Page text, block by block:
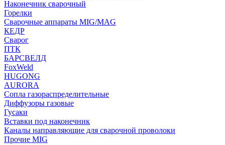
Наконечник сварочный
Горелки
Сварочные аппараты MIG/MAG
КЕДР
Сварог
ПТК
БАРСВЕЛД
FoxWeld
HUGONG
AURORA
Сопла газораспределительные
Диффузоры газовые
Гусаки
Вставки под наконечник
Каналы направляющие для сварочной проволоки
Прочие MIG